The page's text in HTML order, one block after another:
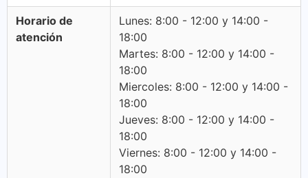
Horario de
atención
Lunes: 8:00 - 12:00 y 14:00 -
18:00
Martes: 8:00 - 12:00 y 14:00 -
18:00
Miercoles: 8:00 - 12:00 y 14:00 -
18:00
Jueves: 8:00 - 12:00 y 14:00 -
18:00
Viernes: 8:00 - 12:00 y 14:00 -
18:00